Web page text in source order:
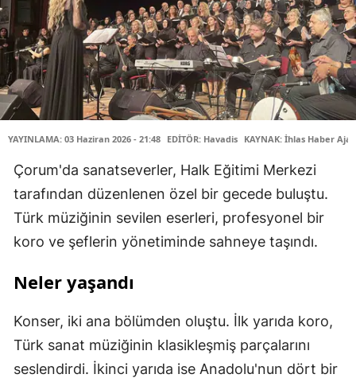
YAYINLAMA: 03 Haziran 2026 - 21:48 EDİTÖR: Havadis KAYNAK: İhlas Haber
Çorum'da sanatseverler, Halk Eğitimi Merkezi
tarafından düzenlenen özel bir gecede buluştu.
Türk müziğinin sevilen eserleri, profesyonel bir
koro ve şeflerin yönetiminde sahneye taşındı.
Neler yaşandı
Konser, iki ana bölümden oluştu. İlk yarıda koro,
Türk sanat müziğinin klasikleşmiş parçalarını
seslendirdi. İkinci yarıda ise Anadolu'nun dört bir